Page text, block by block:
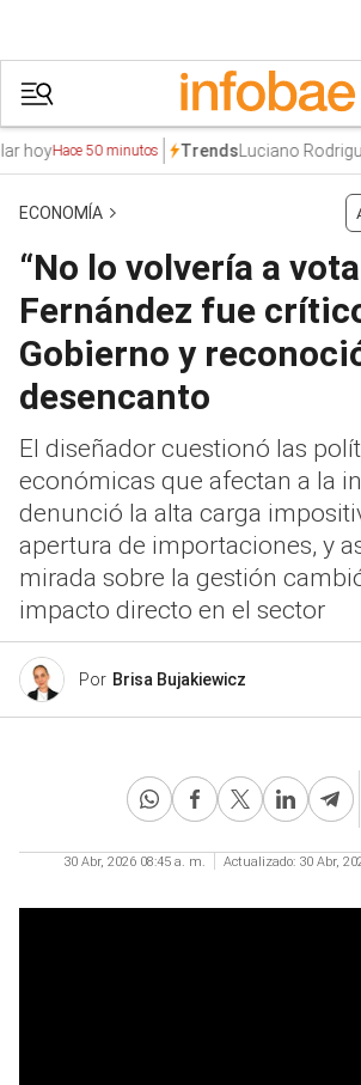
Hace 50 minutos TrendsLuciano Rodriguez
ECONOMÍA
“No lo volvería a
Fernández fue
Gobierno y
desencanto
El diseñador cuestionó las
económicas que afectan a la
denunció la alta carga
apertura de importaciones, y
mirada sobre la gestión
impacto directo en el sector
Por Brisa Bujakiewicz
30 Abr, 2026 08:45 a. m. Actualizado: 30 Abr,